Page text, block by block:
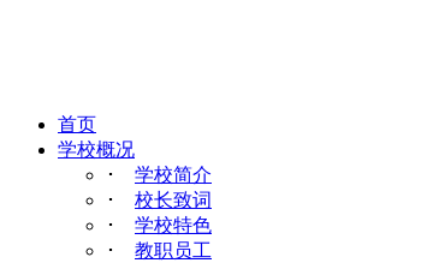
首页
学校概况
･ 学校简介
･ 校长致词
･ 学校特色
･ 教职员工